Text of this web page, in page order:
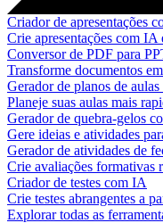
Criador de apresentações
Crie apresentações com IA
Conversor de PDF para
Transforme documentos
Gerador de planos de
Planeje suas aulas mais
Gerador de quebra-gelos
Gere ideias e atividades
Gerador de atividades de
Crie avaliações formativas
Criador de testes com IA
Crie testes abrangentes a
Explorar todas as